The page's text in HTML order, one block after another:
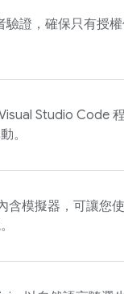
驗證，確保只有授權
Studio Code
。
含模擬器，可讓您